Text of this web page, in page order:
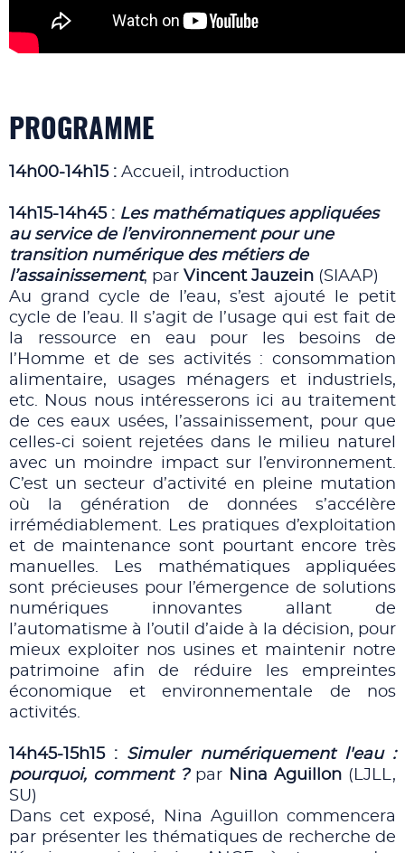
PROGRAMME
14h00-14h15 : Accueil, introduction
14h15-14h45 : Les mathématiques appliquées
au service de l’environnement pour une
transition numérique des métiers de
l’assainissement, par Vincent Jauzein (SIAAP)
Au grand cycle de l’eau, s’est ajouté le petit
cycle de l’eau. Il s’agit de l’usage qui est fait de
la ressource en eau pour les besoins de
l’Homme et de ses activités : consommation
alimentaire, usages ménagers et industriels,
etc. Nous nous intéresserons ici au traitement
de ces eaux usées, l’assainissement, pour que
celles-ci soient rejetées dans le milieu naturel
avec un moindre impact sur l’environnement.
C’est un secteur d’activité en pleine mutation
où la génération de données s’accélère
irrémédiablement. Les pratiques d’exploitation
et de maintenance sont pourtant encore très
manuelles. Les mathématiques appliquées
sont précieuses pour l’émergence de solutions
numériques innovantes allant de
l’automatisme à l’outil d’aide à la décision, pour
mieux exploiter nos usines et maintenir notre
patrimoine afin de réduire les empreintes
économique et environnementale de nos
activités.
14h45-15h15 : Simuler numériquement l'eau :
pourquoi, comment ?par Nina Aguillon (LJLL,
SU)
Dans cet exposé, Nina Aguillon commencera
par présenter les thématiques de recherche de